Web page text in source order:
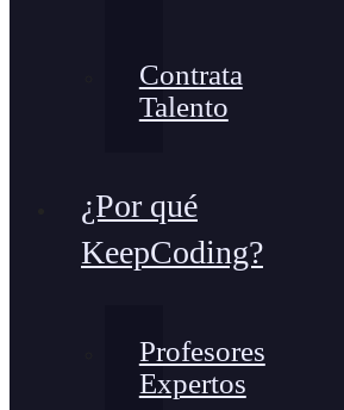
Contrata
Talento
¿Por qué
KeepCoding?
Profesores
Expertos